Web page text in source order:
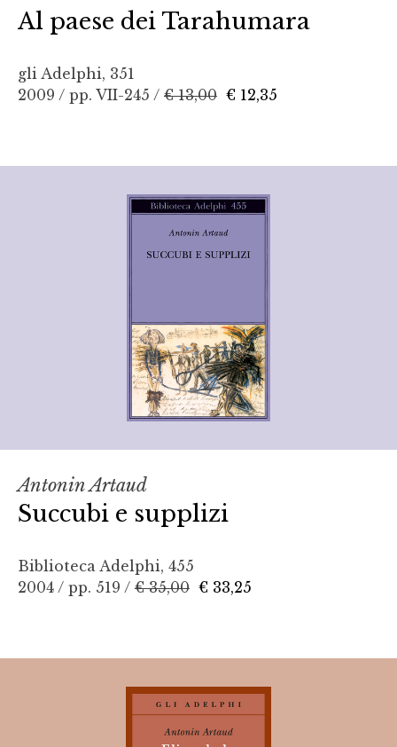
Al paese dei Tarahumara
gli Adelphi, 351
2009 / pp. VII-245 / € 13,00 € 12,35
Antonin Artaud
Succubi e supplizi
Biblioteca Adelphi, 455
2004 / pp. 519 / € 35,00 € 33,25